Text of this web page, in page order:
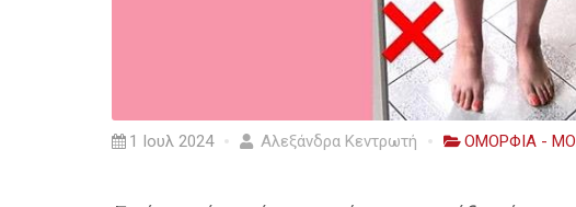
1 Ιουλ 2024 Αλεξάνδρα Κεντρωτή ΟΜΟΡΦΙΑ -